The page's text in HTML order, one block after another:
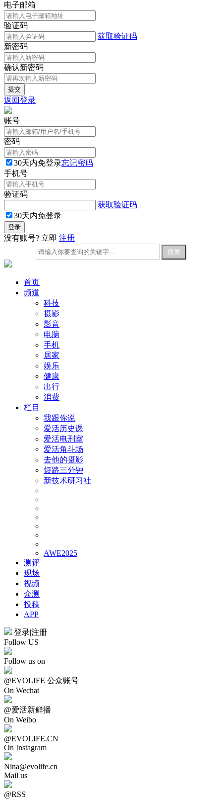
电子邮箱
验证码
获取验证码
新密码
确认新密码
返回登录
账号
密码
30天内免登录忘记密码
手机号
验证码
获取验证码
30天内免登录
没有账号? 立即 注册
首页
频道
科技
摄影
影音
电脑
手机
居家
娱乐
健康
出行
消费
栏目
我跟你说
爱活历史课
爱活电刑室
爱活角斗场
去他的摄影
短路三分钟
新技术研习社
AWE2025
测评
现场
视频
众测
投稿
APP
登录|注册
Follow US
Follow us on
@EVOLIFE 公众账号
On Wechat
@爱活新鲜播
On Weibo
@EVOLIFE.CN
On Instagram
Nina@evolife.cn
Mail us
@RSS